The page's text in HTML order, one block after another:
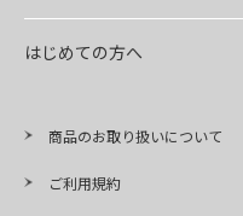
はじめての方へ
商品のお取り扱いについて
ご利用規約